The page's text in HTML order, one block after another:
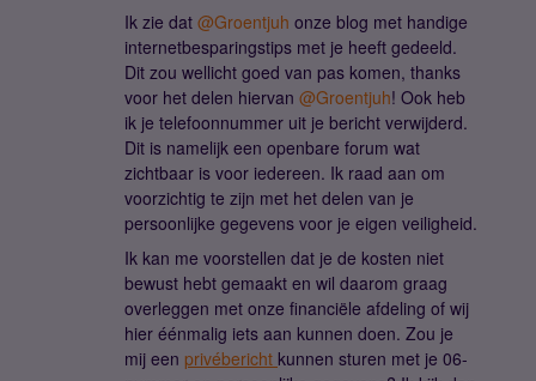
Ik zie dat @Groentjuh onze blog met handige
internetbesparingstips met je heeft gedeeld.
Dit zou wellicht goed van pas komen, thanks
voor het delen hiervan @Groentjuh! Ook heb
ik je telefoonnummer uit je bericht verwijderd.
Dit is namelijk een openbare forum wat
zichtbaar is voor iedereen. Ik raad aan om
voorzichtig te zijn met het delen van je
persoonlijke gegevens voor je eigen veiligheid.
Ik kan me voorstellen dat je de kosten niet
bewust hebt gemaakt en wil daarom graag
overleggen met onze financiële afdeling of wij
hier éénmalig iets aan kunnen doen. Zou je
mij een privébericht kunnen sturen met je 06-